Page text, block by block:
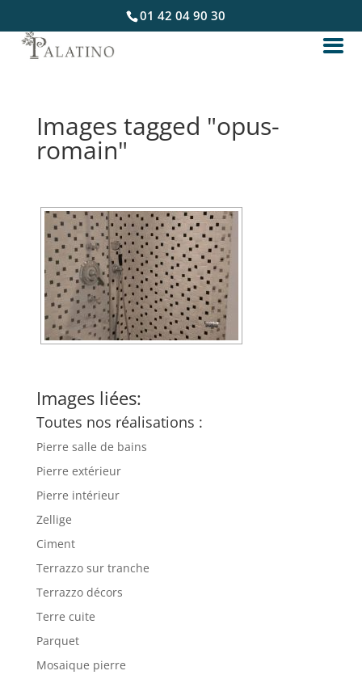
01 42 04 90 30
Images tagged "opus-
romain"
Images liées:
Toutes nos réalisations :
Pierre salle de bains
Pierre extérieur
Pierre intérieur
Zellige
Ciment
Terrazzo sur tranche
Terrazzo décors
Terre cuite
Parquet
Mosaique pierre